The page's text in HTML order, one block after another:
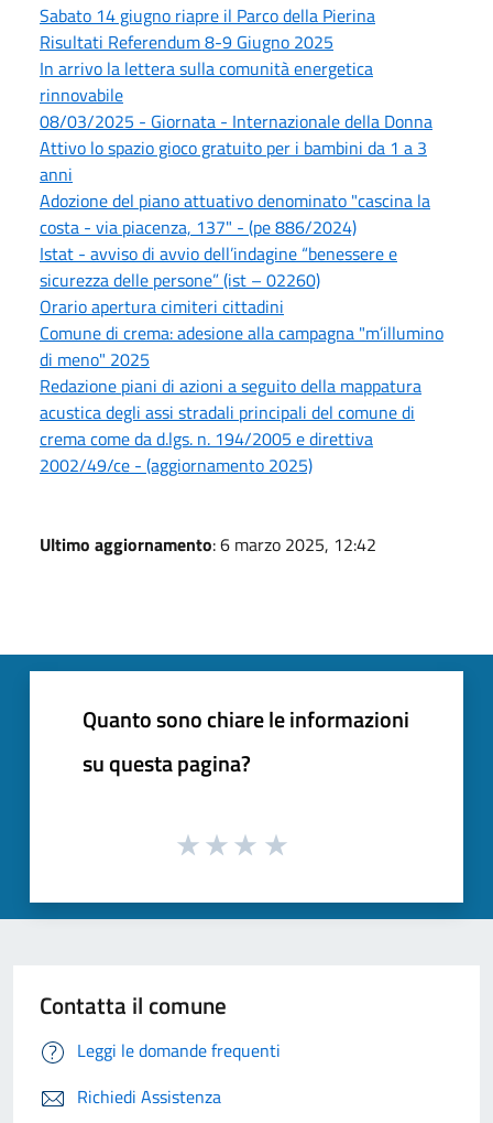
Sabato 14 giugno riapre il Parco della Pierina
Risultati Referendum 8-9 Giugno 2025
In arrivo la lettera sulla comunità energetica
rinnovabile
08/03/2025 - Giornata - Internazionale della Donna
Attivo lo spazio gioco gratuito per i bambini da 1 a 3
anni
Adozione del piano attuativo denominato "cascina la
costa - via piacenza, 137" - (pe 886/2024)
Istat - avviso di avvio dell’indagine “benessere e
sicurezza delle persone” (ist – 02260)
Orario apertura cimiteri cittadini
Comune di crema: adesione alla campagna "m’illumino
di meno" 2025
Redazione piani di azioni a seguito della mappatura
acustica degli assi stradali principali del comune di
crema come da d.lgs. n. 194/2005 e direttiva
2002/49/ce - (aggiornamento 2025)
Ultimo aggiornamento: 6 marzo 2025, 12:42
Quanto sono chiare le informazioni
su questa pagina?
Contatta il comune
Leggi le domande frequenti
Richiedi Assistenza